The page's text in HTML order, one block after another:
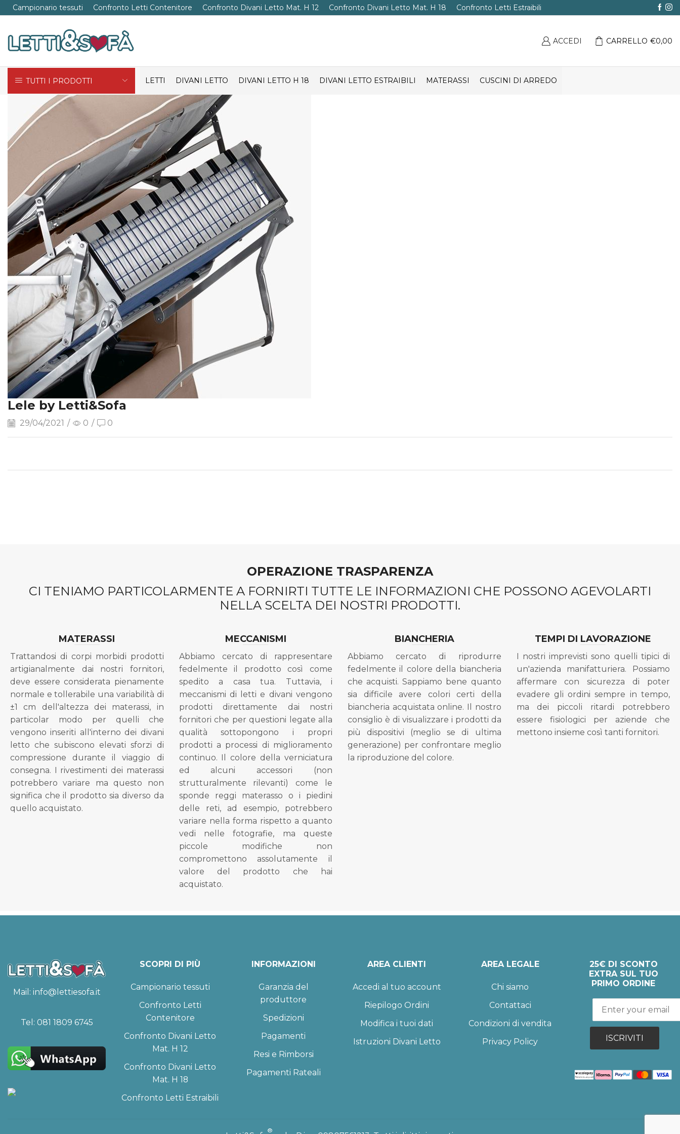
Campionario tessuti Confronto Letti Contenitore Confronto Divani Letto Mat. H 12 Confronto Divani Letto Mat. H 18 Confronto Letti Estraibili
ACCEDI CARRELLO €0,00
TUTTI I PRODOTTI LETTI DIVANI LETTO DIVANI LETTO H 18 DIVANI LETTO ESTRAIBILI MATERASSI CUSCINI DI ARREDO
Lele by Letti&Sofa
29/04/2021 / 0 / 0
OPERAZIONE TRASPARENZA
CI TENIAMO PARTICOLARMENTE A FORNIRTI TUTTE LE INFORMAZIONI CHE POSSONO AGEVOLARTI
NELLA SCELTA DEI NOSTRI PRODOTTI.
MATERASSI
Trattandosi di corpi morbidi prodotti
artigianalmente dai nostri fornitori,
deve essere considerata pienamente
normale e tollerabile una variabilità di
±1 cm dell'altezza dei materassi, in
particolar modo per quelli che
vengono inseriti all'interno dei divani
letto che subiscono elevati sforzi di
compressione durante il viaggio di
consegna. I rivestimenti dei materassi
potrebbero variare ma questo non
significa che il prodotto sia diverso da
quello acquistato.
MECCANISMI
Abbiamo cercato di rappresentare
fedelmente il prodotto così come
spedito a casa tua. Tuttavia, i
meccanismi di letti e divani vengono
prodotti direttamente dai nostri
fornitori che per questioni legate alla
qualità sottopongono i propri
prodotti a processi di miglioramento
continuo. Il colore della verniciatura
ed alcuni accessori (non
strutturalmente rilevanti) come le
sponde reggi materasso o i piedini
delle reti, ad esempio, potrebbero
variare nella forma rispetto a quanto
vedi nelle fotografie, ma queste
piccole modifiche non
compromettono assolutamente il
valore del prodotto che hai
acquistato.
BIANCHERIA
Abbiamo cercato di riprodurre
fedelmente il colore della biancheria
che acquisti. Sappiamo bene quanto
sia difficile avere colori certi della
biancheria acquistata online. Il nostro
consiglio è di visualizzare i prodotti da
più dispositivi (meglio se di ultima
generazione) per confrontare meglio
la riproduzione del colore.
TEMPI DI LAVORAZIONE
I nostri imprevisti sono quelli tipici di
un'azienda manifatturiera. Possiamo
affermare con sicurezza di poter
evadere gli ordini sempre in tempo,
ma dei piccoli ritardi potrebbero
essere fisiologici per aziende che
mettono insieme così tanti fornitori.
Mail: info@lettiesofa.it
Tel: 081 1809 6745
SCOPRI DI PIÙ
Campionario tessuti
Confronto Letti
Contenitore
Confronto Divani Letto
Mat. H 12
Confronto Divani Letto
Mat. H 18
Confronto Letti Estraibili
INFORMAZIONI
Garanzia del
produttore
Spedizioni
Pagamenti
Resi e Rimborsi
Pagamenti Rateali
AREA CLIENTI
Accedi al tuo account
Riepilogo Ordini
Modifica i tuoi dati
Istruzioni Divani Letto
AREA LEGALE
Chi siamo
Contattaci
Condizioni di vendita
Privacy Policy
25€ DI SCONTO
EXTRA SUL TUO
PRIMO ORDINE
ISCRIVITI
®